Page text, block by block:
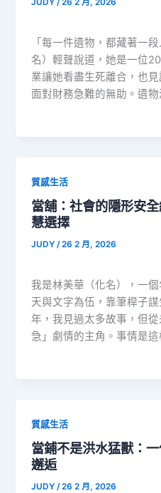
JUDY/26 2 月, 2026
「每一件遺物，都藏著一
名）輕聲說道，她是一位
業讓她看盡生死離合，也
面對財務急難的無助。遺
質感生活
當舖：社會的隱形安
慧選擇
JUDY/26 2 月, 2026
我是林美華（化名），一
天與文字為伍，靠筆桿子
年，我見過太多故事，但
急」劇情的主角。事情是
質感生活
當鋪不是洪水猛獸：
邂逅
JUDY/26 2 月, 2026